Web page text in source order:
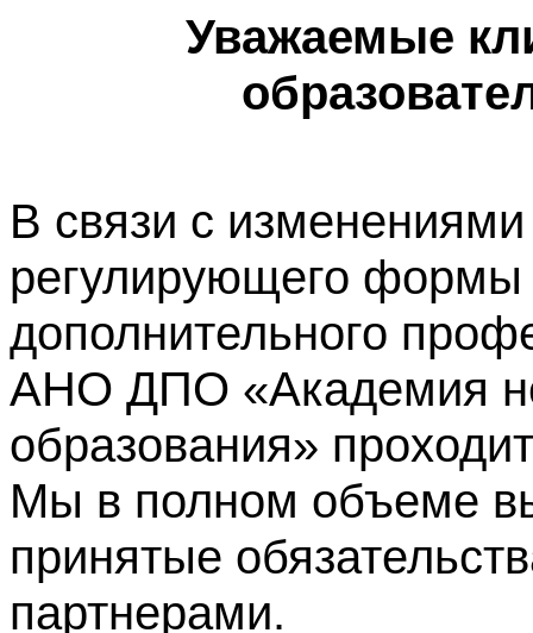
Уважаемые
В связи с изменениями
регулирующего формы
дополнительного
АНО ДПО «Академия
образования»
Мы в полном объеме
принятые
партнерами.